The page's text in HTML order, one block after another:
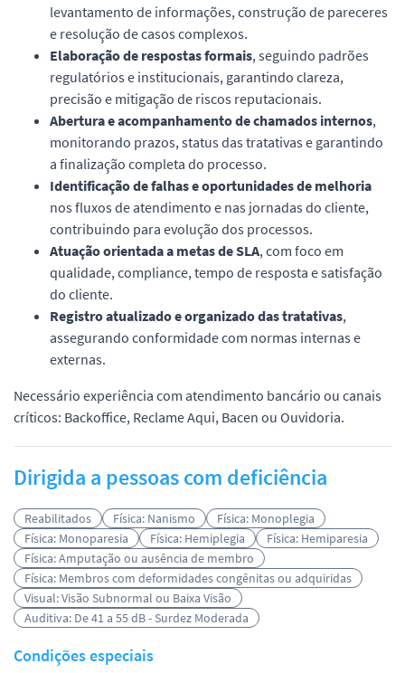
levantamento de informações, construção de pareceres
e resolução de casos complexos.
Elaboração de respostas formais, seguindo padrões
regulatórios e institucionais, garantindo clareza,
precisão e mitigação de riscos reputacionais.
Abertura e acompanhamento de chamados internos,
monitorando prazos, status das tratativas e garantindo
a finalização completa do processo.
Identificação de falhas e oportunidades de melhoria
nos fluxos de atendimento e nas jornadas do cliente,
contribuindo para evolução dos processos.
Atuação orientada a metas de SLA, com foco em
qualidade, compliance, tempo de resposta e satisfação
do cliente.
Registro atualizado e organizado das tratativas,
assegurando conformidade com normas internas e
externas.
Necessário experiência com atendimento bancário ou canais
críticos: Backoffice, Reclame Aqui, Bacen ou Ouvidoria.
Dirigida a pessoas com deficiência
Reabilitados Física: Nanismo
Física: Monoplegia
Física: Monoparesia
Física: Hemiplegia
Física: Hemiparesia
Física: Amputação ou ausência de membro
Física: Membros com deformidades congênitas ou adquiridas
Visual: Visão Subnormal ou Baixa Visão
Auditiva: De 41 a 55 dB - Surdez Moderada
Condições especiais